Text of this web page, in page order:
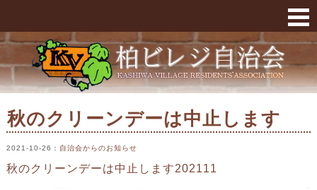
秋のクリーンデーは中止します « 柏ビレジ
秋のクリーンデーは中止します
2021-10-26 ： 自治会からのお知らせ
秋のクリーンデーは中止します202111